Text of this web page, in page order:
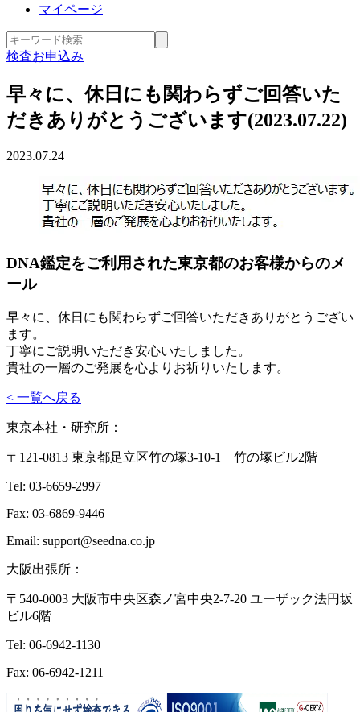
マイページ
検査お申込み
早々に、休日にも関わらずご回答いた
だきありがとうございます(2023.07.22)
2023.07.24
DNA鑑定をご利用された東京都のお客様からのメ
ール
早々に、休日にも関わらずご回答いただきありがとうござい
ます。
丁寧にご説明いただき安心いたしました。
貴社の一層のご発展を心よりお祈りいたします。
< 一覧へ戻る
東京本社・研究所：
〒121-0813 東京都足立区竹の塚3-10-1 竹の塚ビル2階
Tel: 03-6659-2997
Fax: 03-6869-9446
Email: support@seedna.co.jp
大阪出張所：
〒540-0003 大阪市中央区森ノ宮中央2-7-20 ユーザック法円坂
ビル6階
Tel: 06-6942-1130
Fax: 06-6942-1211